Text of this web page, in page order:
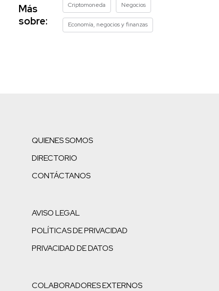
Más
sobre:
Criptomoneda Negocios
Economía, negocios y finanzas
QUIENES SOMOS
DIRECTORIO
CONTÁCTANOS
AVISO LEGAL
POLÍTICAS DE PRIVACIDAD
PRIVACIDAD DE DATOS
COLABORADORES EXTERNOS